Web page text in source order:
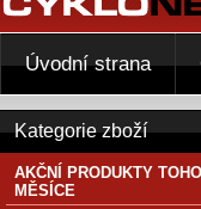
Kategorie zboží
AKČNÍ PRODUKTY
MĚSÍCE
Úvodní strana